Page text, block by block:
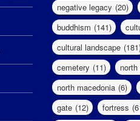
negative legacy (20)
buddhism (141)
cultural landscape
cemetery (11)
north macedonia (6)
gate (12) fortress